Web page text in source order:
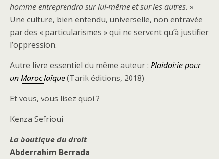
homme entreprendra sur lui-même et sur les autres. »
Une culture, bien entendu, universelle, non entravée
par des « particularismes » qui ne servent qu’à justifier
l’oppression.
Autre livre essentiel du même auteur : Plaidoirie pour
un Maroc laïque(Tarik éditions, 2018)
Et vous, vous lisez quoi ?
Kenza Sefrioui
La boutique du droit
Abderrahim Berrada